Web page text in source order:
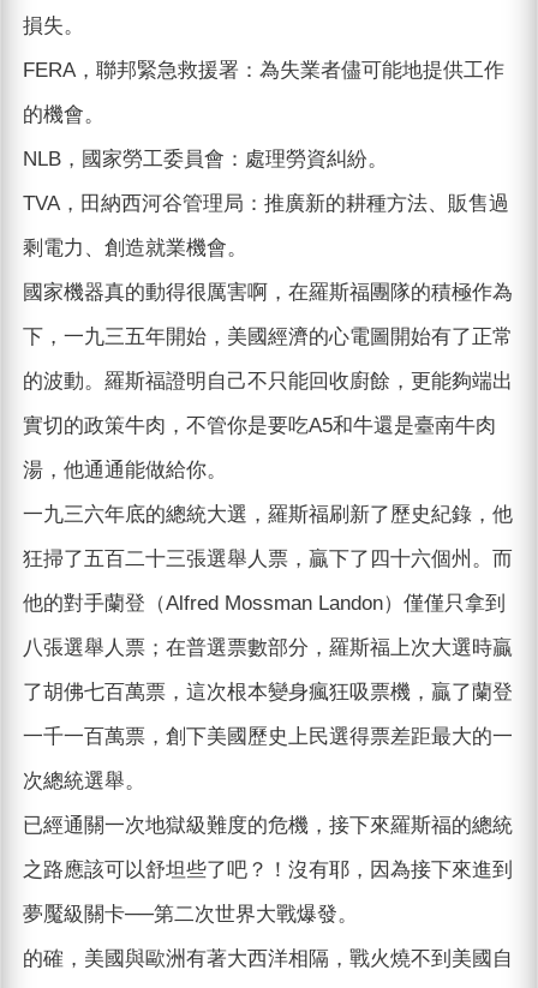
損失。
FERA，聯邦緊急救援署：為失業者儘可能地提供工作
的機會。
NLB，國家勞工委員會：處理勞資糾紛。
TVA，田納西河谷管理局：推廣新的耕種方法、販售過
剩電力、創造就業機會。
國家機器真的動得很厲害啊，在羅斯福團隊的積極作為
下，一九三五年開始，美國經濟的心電圖開始有了正常
的波動。羅斯福證明自己不只能回收廚餘，更能夠端出
實切的政策牛肉，不管你是要吃A5和牛還是臺南牛肉
湯，他通通能做給你。
一九三六年底的總統大選，羅斯福刷新了歷史紀錄，他
狂掃了五百二十三張選舉人票，贏下了四十六個州。而
他的對手蘭登（Alfred Mossman Landon）僅僅只拿到
八張選舉人票；在普選票數部分，羅斯福上次大選時贏
了胡佛七百萬票，這次根本變身瘋狂吸票機，贏了蘭登
一千一百萬票，創下美國歷史上民選得票差距最大的一
次總統選舉。
已經通關一次地獄級難度的危機，接下來羅斯福的總統
之路應該可以舒坦些了吧？！沒有耶，因為接下來進到
夢魘級關卡──第二次世界大戰爆發。
的確，美國與歐洲有著大西洋相隔，戰火燒不到美國自